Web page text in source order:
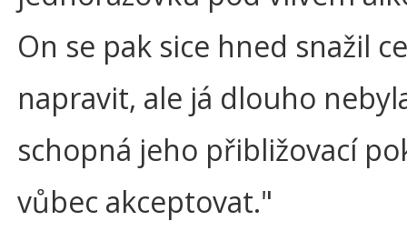
On se pak sice hned snažil
napravit, ale já dlouho
schopná jeho přibližovací
vůbec akceptovat."